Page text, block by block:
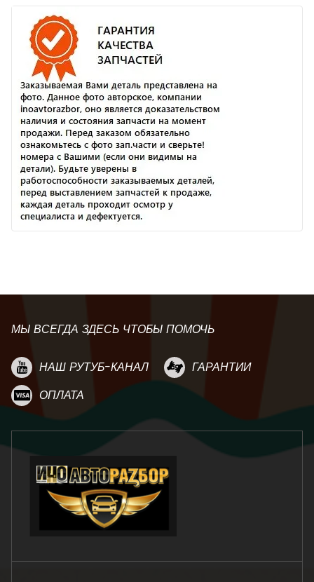
МЫ ВСЕГДА ЗДЕСЬ ЧТОБЫ ПОМОЧЬ
НАШ РУТУБ-КАНАЛ
ГАРАНТИИ
ОПЛАТА